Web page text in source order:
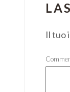
Il tuo